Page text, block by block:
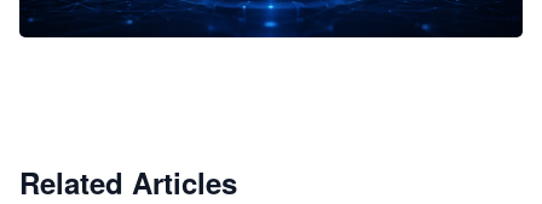
Related Articles